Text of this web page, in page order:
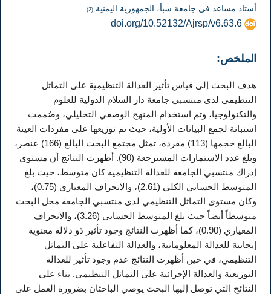
أستاذ مساعد في جامعة سبأ، الجمهورية اليمنية (2)
doi.org/10.52132/Ajrsp/v6.63.6
الملخص:
هدف البحث إلى قياس تأثير العدالة التنظيمية على التماثل
التنظيمي لدى منتسبي جامعة دار السلام الدولية للعلوم
والتكنولوجيا، وتم استخدام المنهج الوصفي التحليلي، وصُممت
استبانة لجمع البيانات الأولية، حيث تم توزيعها على مفردات العينة
البالغ حجمها (113) مفردة، تمثل مجتمع البحث البالغ (166) عنصر،
وبلغ عدد الاستمارات المسترجعة (90). أظهرت النتائج أن مستوى
إدراك منتسبي الجامعة للعدالة التنظيمية كان متوسط، حيث بلغ
المتوسط الحسابي الكلي (2.61)، والانحراف المعياري (0.75)،
وكان مستوى التماثل التنظيمي لدى منتسبي الجامعة محل البحث
متوسطاً أيضاً حيث بلغ المتوسط الحسابي (3.26)، والانحراف
المعياري (0.90)، كما أظهرت النتائج وجود تأثير ذو دلالة معنوية
إيجابية للعدالة المعلوماتية، والعدالة التفاعلية على التماثل
التنظيمي، في حين أظهرت النتائج عدم وجود تأثير للعدالة
التوزيعية والعدالة الإجرائية على التماثل التنظيمي. بناء على
النتائج التي توصل إليها البحث يوصي الباحثان بضرورة العمل على